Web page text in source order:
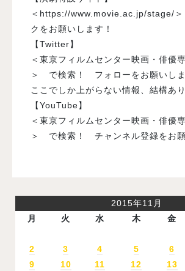
＜https://www.movie.ac.jp/stage/
クをお願いします！
【Twitter】
＜東京フィルムセンター映画・俳優
＞ で検索！ フォローをお願いしま
ここでしか上がらない情報、結構あ
【YouTube】
＜東京フィルムセンター映画・俳優
＞ で検索！ チャンネル登録をお願
2015年11月
月
火 水 木 金
2
3 4 5 6
9
10 11 12 13